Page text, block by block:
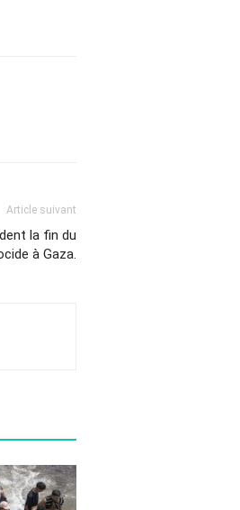
Article suivant
la fin du
à Gaza.